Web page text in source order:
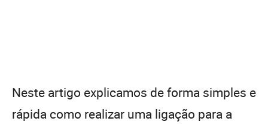
Neste artigo explicamos de forma simples e
rápida como realizar uma ligação para a